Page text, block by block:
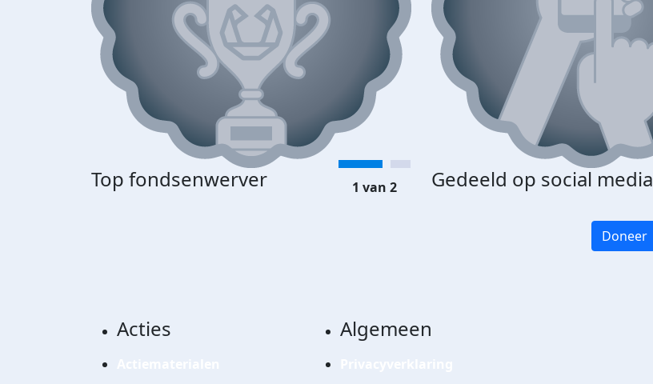
Top fondsenwerver Gedeeld op social media
1 van 2
Doneer
Acties Algemeen